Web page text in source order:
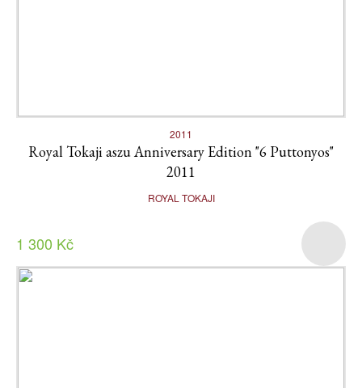
2011
Royal Tokaji aszu Anniversary Edition "6 Puttonyos"
2011
ROYAL TOKAJI
1 300 Kč